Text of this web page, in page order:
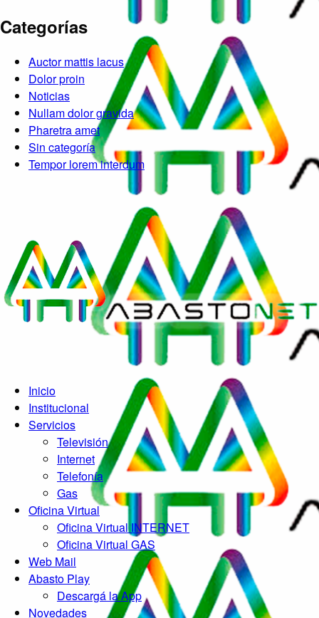
Categorías
Auctor mattis lacus
Dolor proin
Noticias
Nullam dolor gravida
Pharetra amet
Sin categoría
Tempor lorem interdum
Inicio
Institucional
Servicios
Televisión
Internet
Telefonía
Gas
Oficina Virtual
Oficina Virtual INTERNET
Oficina Virtual GAS
Web Mail
Abasto Play
Descargá la App
Novedades